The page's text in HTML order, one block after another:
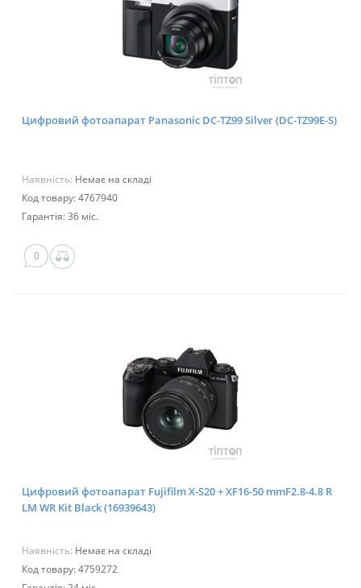
Цифровий фотоапарат Panasonic DC-TZ99 Silver (DC-TZ99E-S)
Наявність: Немає на складі
Код товару: 4767940
Гарантія: 36 міс.
0
Цифровий фотоапарат Fujifilm X-S20 + XF16-50 mmF2.8-4.8 R
LM WR Kit Black (16939643)
Наявність: Немає на складі
Код товару: 4759272